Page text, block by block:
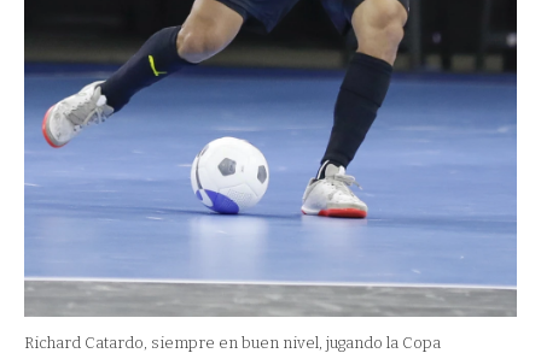
Richard Catardo, siempre en buen nivel, jugando la Copa